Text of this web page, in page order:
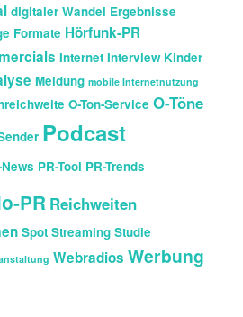
digitaler Wandel Ergebnisse
Formate Hörfunk-PR
Internet Interview Kinder
Meldung mobile Internetnutzung
O-Ton-Service O-Töne
Podcast
PR-Tool PR-Trends
PR Reichweiten
Spot Streaming Studie
Webradios Werbung